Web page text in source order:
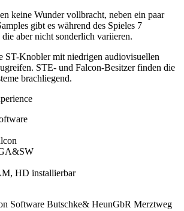
keine Wunder vollbracht, neben ein paar
gibt es während des Spieles 7
aber nicht sonderlich variieren.
ST-Knobler mit niedrigen audiovisuellen
STE- und Falcon-Besitzer finden die
brachliegend.
HD installierbar
Software Butschke& HeunGbR Merztweg